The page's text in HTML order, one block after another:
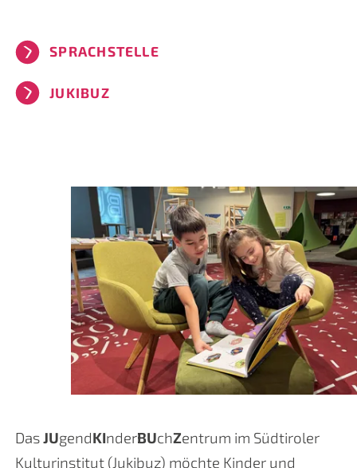
SPRACHSTELLE
JUKIBUZ
Das JUgendKInderBUchZentrum im Südtiroler
Kulturinstitut (Jukibuz) möchte Kinder und